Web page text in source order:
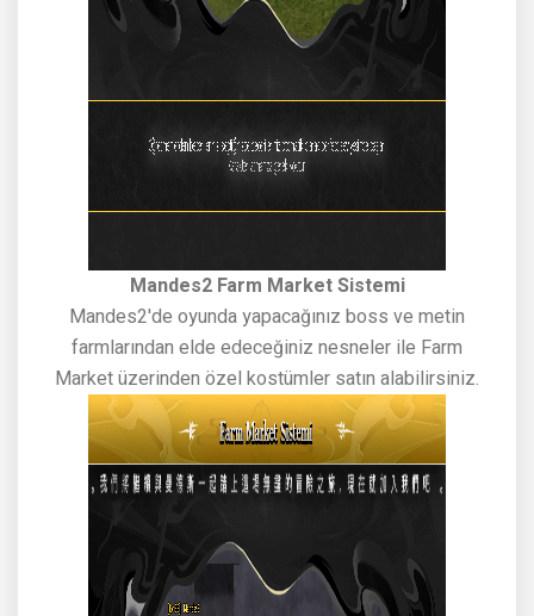
Mandes2 Farm Market Sistemi
Mandes2'de oyunda yapacağınız boss ve metin
farmlarından elde edeceğiniz nesneler ile Farm
Market üzerinden özel kostümler satın alabilirsiniz.